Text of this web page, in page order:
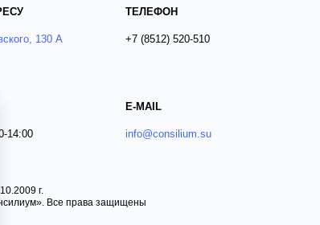
130 А
ТЕЛЕФОН
+7 (8512)520-510
14:00
E-MAIL
info@consilium.su
г.
Все права защищены